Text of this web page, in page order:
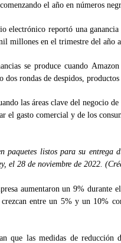
el año en números
electrónico reportó una
millones en el trimestre del año
se produce cuando
dos rondas de despidos,
las áreas clave del negocio
el gasto comercial y de los
paquetes listos para su
el 28 de noviembre de 2022.
aumentaron un 9% durante
crezcan entre un 5% y un 10%
que las medidas de reducción